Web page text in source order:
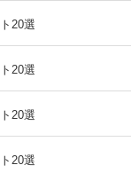
20選
20選
20選
20選